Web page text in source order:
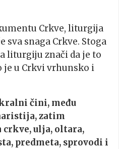
Crkve, liturgija
sva snaga Crkve. Stoga
liturgiju znači da je to
je u Crkvi vrhunsko i
čini, među
zatim
crkve, ulja, oltara,
predmeta, sprovodi i